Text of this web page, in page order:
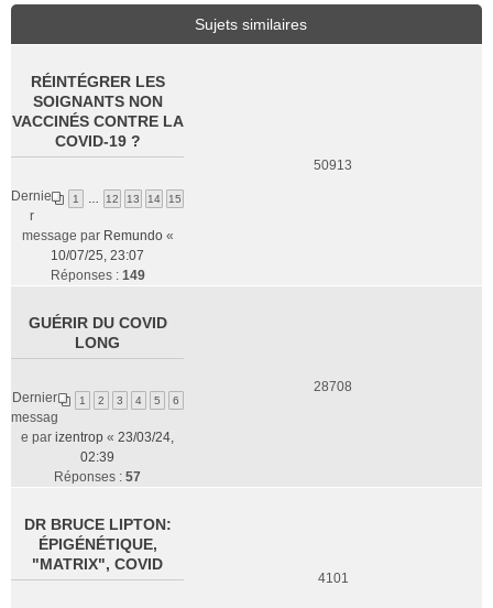
Sujets similaires
RÉINTÉGRER LES
SOIGNANTS NON
VACCINÉS CONTRE LA
COVID-19 ?
1 12 13 14 15
Dernie
r
message par Remundo«
10/07/25, 23:07
Réponses : 149
50913
GUÉRIR DU COVID
LONG
1 2 3 4 5 6
Dernier
messag
e par izentrop « 23/03/24,
02:39
Réponses : 57
28708
DR BRUCE LIPTON:
ÉPIGÉNÉTIQUE,
"MATRIX", COVID
4101